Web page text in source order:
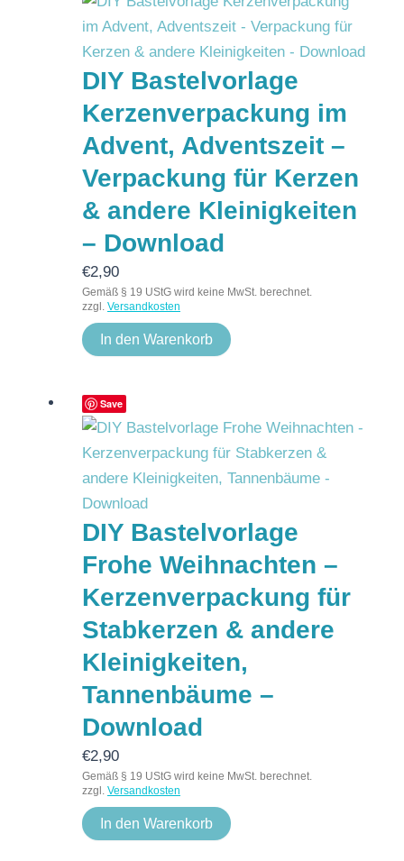
DIY Bastelvorlage
Kerzenverpackung im
Advent, Adventszeit –
Verpackung für Kerzen
& andere Kleinigkeiten
– Download
€2,90
Gemäß § 19 UStG wird keine MwSt. berechnet.
zzgl. Versandkosten
In den Warenkorb
Save
DIY Bastelvorlage
Frohe Weihnachten –
Kerzenverpackung für
Stabkerzen & andere
Kleinigkeiten,
Tannenbäume –
Download
€2,90
Gemäß § 19 UStG wird keine MwSt. berechnet.
zzgl. Versandkosten
In den Warenkorb